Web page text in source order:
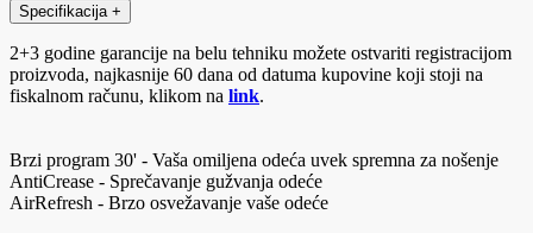
Specifikacija +
2+3 godine garancije na belu tehniku možete ostvariti registracijom
proizvoda, najkasnije 60 dana od datuma kupovine koji stoji na
fiskalnom računu, klikom na link.
Brzi program 30' - Vaša omiljena odeća uvek spremna za nošenje
AntiCrease - Sprečavanje gužvanja odeće
AirRefresh - Brzo osvežavanje vaše odeće